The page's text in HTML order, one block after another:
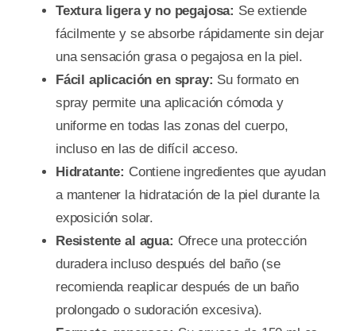
Textura ligera y no pegajosa: Se extiende
fácilmente y se absorbe rápidamente sin dejar
una sensación grasa o pegajosa en la piel.
Fácil aplicación en spray: Su formato en
spray permite una aplicación cómoda y
uniforme en todas las zonas del cuerpo,
incluso en las de difícil acceso.
Hidratante: Contiene ingredientes que ayudan
a mantener la hidratación de la piel durante la
exposición solar.
Resistente al agua: Ofrece una protección
duradera incluso después del baño (se
recomienda reaplicar después de un baño
prolongado o sudoración excesiva).